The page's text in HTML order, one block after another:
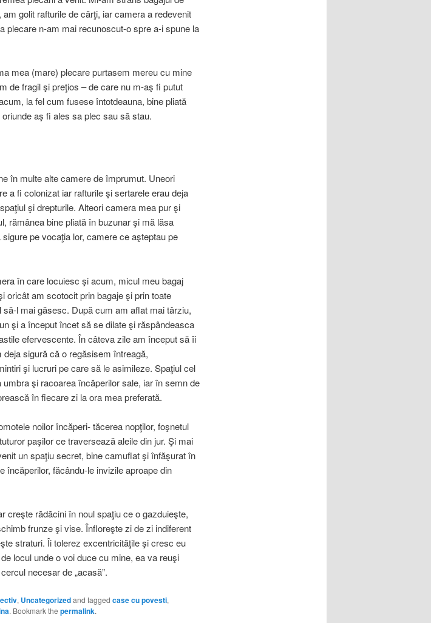
golit rafturile de cărţi, iar camera a redevenit
plecare n-am mai recunoscut-o spre a-i spune la
mea (mare) plecare purtasem mereu cu mine
de fragil şi preţios – de care nu m-aş fi putut
la fel cum fusese întotdeauna, bine pliată
aş fi ales sa plec sau să stau.
în multe alte camere de împrumut. Uneori
a fi colonizat iar rafturile şi sertarele erau deja
şi drepturile. Alteori camera mea pur şi
rămânea bine pliată în buzunar şi mă lăsa
pe vocaţia lor, camere ce aşteptau pe
în care locuiesc şi acum, micul meu bagaj
oricât am scotocit prin bagaje şi prin toate
l mai găsesc. După cum am aflat mai târziu,
şi a început încet să se dilate şi răspândeasca
efervescente. În câteva zile am început să îi
sigură că o regăsisem întreagă,
şi lucruri pe care să le asimileze. Spaţiul cel
şi racoarea încăperilor sale, iar în semn de
în fiecare zi la ora mea preferată.
noilor încăperi- tăcerea nopţilor, foşnetul
paşilor ce traversează aleile din jur. Şi mai
un spaţiu secret, bine camuflat şi înfăşurat în
făcându-le invizile aproape din
creşte rădăcini în noul spaţiu ce o gazduieşte,
frunze şi vise. Înfloreşte zi de zi indiferent
straturi. Îi tolerez excentricităţile şi cresc eu
locul unde o voi duce cu mine, ea va reuşi
necesar de „acasă”.
, Uncategorizedand tagged case cu povesti,
. Bookmark the permalink.